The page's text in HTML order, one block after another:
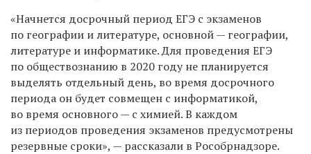
«Начнется досрочный период ЕГЭ с экзаменов
по географии и литературе, основной — географии,
литературе и информатике. Для проведения ЕГЭ
по обществознанию в 2020 году не планируется
выделять отдельный день, во время досрочного
периода он будет совмещен с информатикой,
во время основного — с химией. В каждом
из периодов проведения экзаменов предусмотрены
резервные сроки», — рассказали в Рособрнадзоре.